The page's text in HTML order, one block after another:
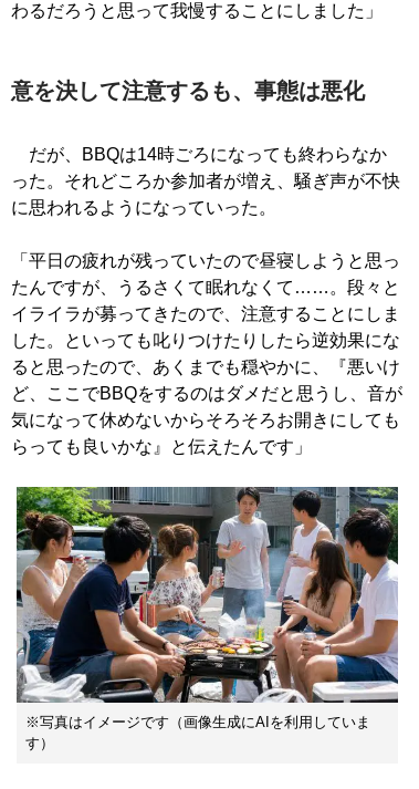
わるだろうと思って我慢することにしました」
意を決して注意するも、事態は悪化
だが、BBQは14時ごろになっても終わらなか
った。それどころか参加者が増え、騒ぎ声が不快
に思われるようになっていった。
「平日の疲れが残っていたので昼寝しようと思っ
たんですが、うるさくて眠れなくて……。段々と
イライラが募ってきたので、注意することにしま
した。といっても叱りつけたりしたら逆効果にな
ると思ったので、あくまでも穏やかに、『悪いけ
ど、ここでBBQをするのはダメだと思うし、音が
気になって休めないからそろそろお開きにしても
らっても良いかな』と伝えたんです」
※写真はイメージです（画像生成にAIを利用していま
す）